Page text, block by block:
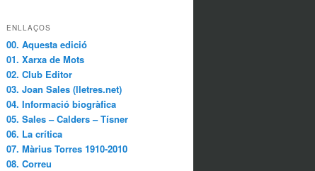
ENLLAÇOS
00. Aquesta edició
01. Xarxa de Mots
02. Club Editor
03. Joan Sales (lletres.net)
04. Informació biogràfica
05. Sales – Calders – Tísner
06. La crítica
07. Màrius Torres 1910-2010
08. Correu